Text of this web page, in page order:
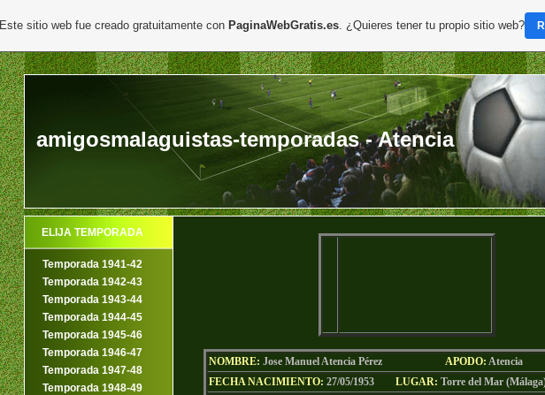
amigosmalaguistas-temporadas - Atencia
ELIJA TEMPORADA
Temporada 1941-42
Temporada 1942-43
Temporada 1943-44
Temporada 1944-45
Temporada 1945-46
Temporada 1946-47
Temporada 1947-48
Temporada 1948-49
NOMBRE: Jose Manuel Atencia Pérez APODO: Atencia
FECHA NACIMIENTO: 27/05/1953 LUGAR: Torre del Mar
Este sitio web fue creado gratuitamente con PaginaWebGratis.es. ¿Quieres tener tu propio sitio web?